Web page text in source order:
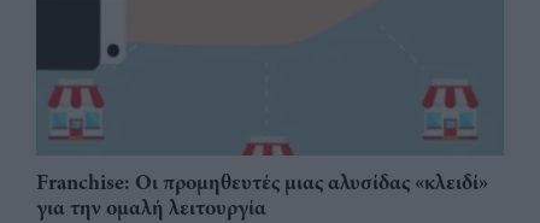
Franchise: Οι προμηθευτές μιας αλυσίδας «κλειδί»
για την ομαλή λειτουργία